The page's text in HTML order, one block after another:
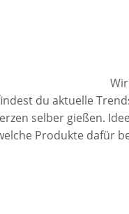
du aktuelle
selber gießen.
Produkte dafür